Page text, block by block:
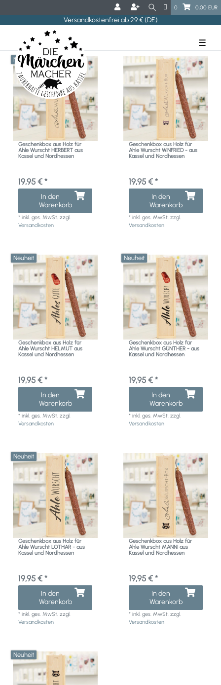
0 0,00 EUR
Versandkostenfrei ab 29 € (DE)
☰
Neuheit
Geschenkbox aus Holz für
Ahle Wurscht HERBERT aus
Kassel und Nordhessen
19,95 € *
In den
Warenkorb
*inkl. ges. MwSt. zzgl.
Versandkosten
Geschenkbox aus Holz für
Ahle Wurscht WINFRIED - aus
Kassel und Nordhessen
19,95 € *
In den
Warenkorb
*inkl. ges. MwSt. zzgl.
Versandkosten
Neuheit
Geschenkbox aus Holz für
Ahle Wurscht HELMUT aus
Kassel und Nordhessen
19,95 € *
In den
Warenkorb
*inkl. ges. MwSt. zzgl.
Versandkosten
Neuheit
Geschenkbox aus Holz für
Ahle Wurscht GÜNTHER - aus
Kassel und Nordhessen
19,95 € *
In den
Warenkorb
*inkl. ges. MwSt. zzgl.
Versandkosten
Neuheit
Geschenkbox aus Holz für
Ahle Wurscht LOTHAR - aus
Kassel und Nordhessen
19,95 € *
In den
Warenkorb
*inkl. ges. MwSt. zzgl.
Versandkosten
Geschenkbox aus Holz für
Ahle Wurscht MANNI aus
Kassel und Nordhessen
19,95 € *
In den
Warenkorb
*inkl. ges. MwSt. zzgl.
Versandkosten
Neuheit